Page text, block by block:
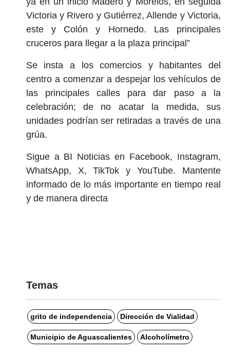
Victoria y Rivero y Gutiérrez, Allende y Victoria,
este y Colón y Hornedo. Las principales
cruceros para llegar a la plaza principal”
Se insta a los comercios y habitantes del
centro a comenzar a despejar los vehículos de
las principales calles para dar paso a la
celebración; de no acatar la medida, sus
unidades podrían ser retiradas a través de una
grúa.
Sigue a BI Noticias en Facebook, Instagram,
WhatsApp, X, TikTok y YouTube. Mantente
informado de lo más importante en tiempo real
y de manera directa
Temas
grito de independencia Dirección de Vialidad
Municipio de Aguascalientes Alcoholímetro